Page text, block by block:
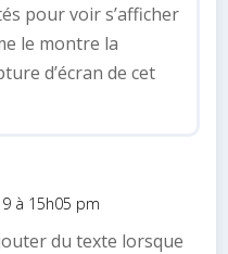
pour voir s’afficher
le montre la
d’écran de cet
à 15h05 pm
du texte lorsque